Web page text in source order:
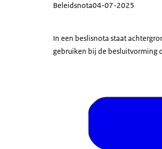
Beleidsnota04-07-2025
In een beslisnota staat
gebruiken bij de besluitvorming